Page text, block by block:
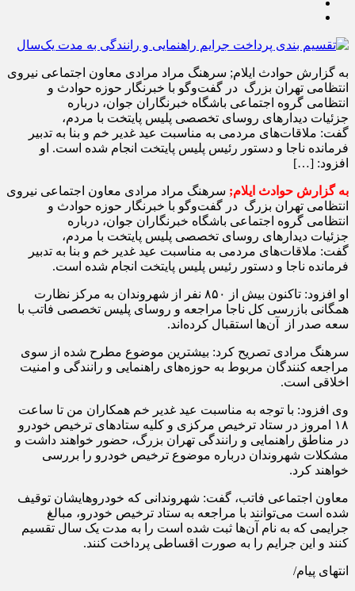
به گزارش حوادث ایلام; سرهنگ مراد مرادی معاون اجتماعی نیروی
انتظامی تهران بزرگ در گفت‌وگو با خبرنگار حوزه حوادث و
انتظامی گروه اجتماعی باشگاه خبرنگاران جوان، درباره
جزئیات دیدار‌های روسای تخصصی پلیس پایتخت با مردم،
گفت: ملاقات‌های مردمی به مناسبت عید غدیر خم و بنا به تدبیر
فرمانده ناجا و دستور رئیس پلیس پایتخت انجام شده است. او
افزود: […]
به گزارش حوادث ایلام; سرهنگ مراد مرادی معاون اجتماعی نیروی
انتظامی تهران بزرگ در گفت‌وگو با خبرنگار حوزه حوادث و
انتظامی گروه اجتماعی باشگاه خبرنگاران جوان، درباره
جزئیات دیدار‌های روسای تخصصی پلیس پایتخت با مردم،
گفت: ملاقات‌های مردمی به مناسبت عید غدیر خم و بنا به تدبیر
فرمانده ناجا و دستور رئیس پلیس پایتخت انجام شده است.
او افزود: تاکنون بیش از ۸۵۰ نفر از شهروندان به مرکز نظارت
همگانی بازرسی کل ناجا مراجعه و روسای پلیس تخصصی فاتب با
سعه صدر از آن‌ها استقبال کرده‌اند.
سرهنگ مرادی تصریح کرد: بیشترین موضوع مطرح شده از سوی
مراجعه کنندگان مربوط به حوزه‌های راهنمایی و رانندگی و امنیت
اخلاقی است.
وی افزود: با توجه به مناسبت عید غدیر خم همکاران من تا ساعت
۱۸ امروز در ستاد ترخیص مرکزی و کلیه ستاد‌های ترخیص خودرو
در مناطق راهنمایی و رانندگی تهران بزرگ، حضور خواهند داشت و
مشکلات شهروندان درباره موضوع ترخیص خودرو را بررسی
خواهند کرد.
معاون اجتماعی فاتب، گفت: شهروندانی که خودروهایشان توقیف
شده است می‌توانند با مراجعه به ستاد ترخیص خودرو، مبالغ
جرایمی که به نام آن‌ها ثبت شده است را به مدت یک سال تقسیم
کنند و این جرایم را به صورت اقساطی پرداخت کنند.
انتهای پیام/